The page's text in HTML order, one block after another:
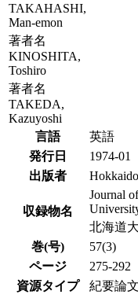
TAKAHASHI,
Man-emon
著者名
KINOSHITA,
Toshiro
著者名
TAKEDA,
Kazuyoshi
言語
英語
発行日
1974-01
出版者
収録物名
Journal
北海道
巻(号)
57(3)
ページ
275-292
資源タイプ
紀要論文